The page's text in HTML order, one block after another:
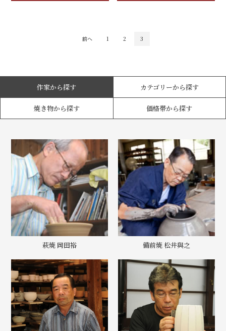
前へ 1 2 3
作家から探す カテゴリーから探す
焼き物から探す 価格帯から探す
萩焼 岡田裕 備前焼 松井與之